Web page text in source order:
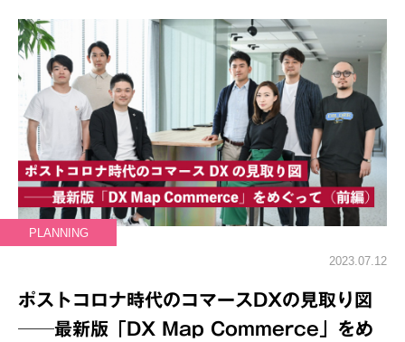
PLANNING
2023.07.12
ポストコロナ時代のコマースDXの見取り図
──最新版「DX Map Commerce」をめ